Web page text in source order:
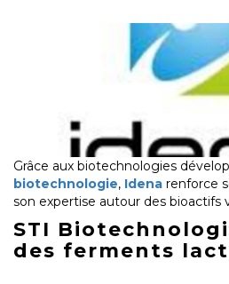
Grâce aux biotechnologies
biotechnologie, Idena renforce
son expertise autour des bioactifs
STI
des ferments